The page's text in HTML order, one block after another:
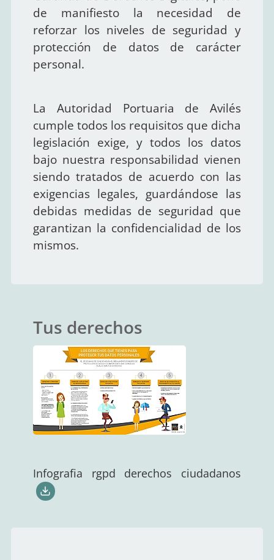
de manifiesto la necesidad de
reforzar los niveles de seguridad y
protección de datos de carácter
personal.
La Autoridad Portuaria de Avilés
cumple todos los requisitos que dicha
legislación exige, y todos los datos
bajo nuestra responsabilidad vienen
siendo tratados de acuerdo con las
exigencias legales, guardándose las
debidas medidas de seguridad que
garantizan la confidencialidad de los
mismos.
Tus derechos
Infografia rgpd derechos ciudadanos